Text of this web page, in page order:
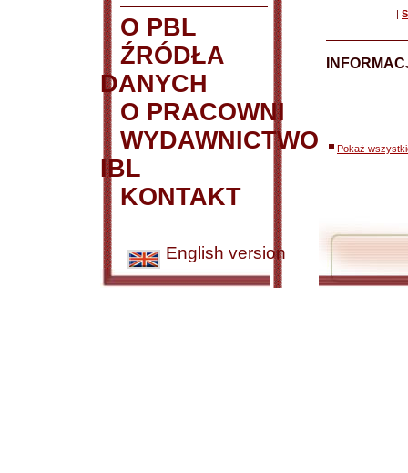
O PBL
ŹRÓDŁA
DANYCH
O PRACOWNI
WYDAWNICTWO
IBL
KONTAKT
English version
|
Pokaż